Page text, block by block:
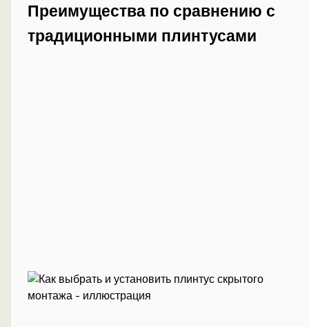
Преимущества по сравнению с
традиционными плинтусами